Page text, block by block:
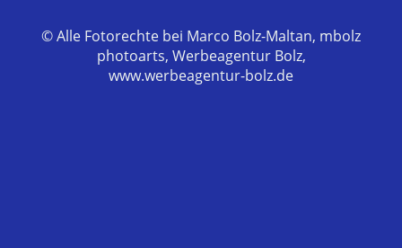
© Alle Fotorechte bei Marco Bolz-Maltan, mbolz
photoarts, Werbeagentur Bolz,
www.werbeagentur-bolz.de